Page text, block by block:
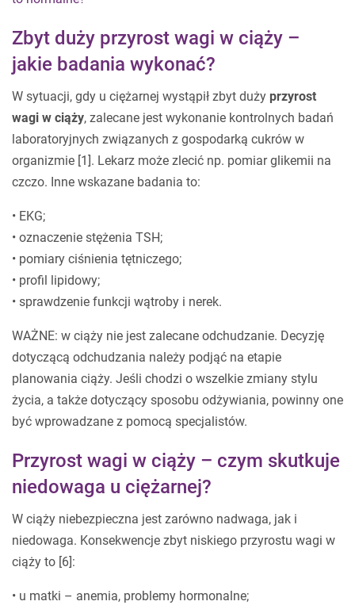
Zbyt duży przyrost wagi w ciąży –
jakie badania wykonać?
W sytuacji, gdy u ciężarnej wystąpił zbyt duży przyrost
wagi w ciąży, zalecane jest wykonanie kontrolnych badań
laboratoryjnych związanych z gospodarką cukrów w
organizmie [1]. Lekarz może zlecić np. pomiar glikemii na
czczo. Inne wskazane badania to:
• EKG;
• oznaczenie stężenia TSH;
• pomiary ciśnienia tętniczego;
• profil lipidowy;
• sprawdzenie funkcji wątroby i nerek.
WAŻNE: w ciąży nie jest zalecane odchudzanie. Decyzję
dotyczącą odchudzania należy podjąć na etapie
planowania ciąży. Jeśli chodzi o wszelkie zmiany stylu
życia, a także dotyczący sposobu odżywiania, powinny one
być wprowadzane z pomocą specjalistów.
Przyrost wagi w ciąży – czym skutkuje
niedowaga u ciężarnej?
W ciąży niebezpieczna jest zarówno nadwaga, jak i
niedowaga. Konsekwencje zbyt niskiego przyrostu wagi w
ciąży to [6]:
• u matki – anemia, problemy hormonalne;